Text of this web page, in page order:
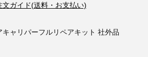
ツール（6）
文ガイド(送料・お支払い)
キャリパーフルリペアキット 社外品